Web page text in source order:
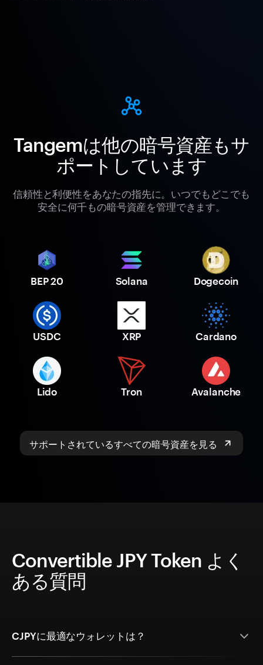
Tangemは他の暗号資産もサ
ポートしています
信頼性と利便性をあなたの指先に。いつでもどこでも
安全に何千もの暗号資産を管理できます。
BEP 20 Solana Dogecoin
USDC XRP Cardano
Lido Tron Avalanche
サポートされているすべての暗号資産を見る
Convertible JPY Token よく
ある質問
CJPYに最適なウォレットは？